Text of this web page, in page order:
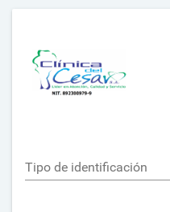
Tipo de identificación
Tipo de identificación